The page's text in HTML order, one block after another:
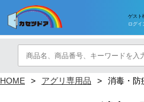
ゲスト
ログイ
HOME アグリ専用品 消毒・防